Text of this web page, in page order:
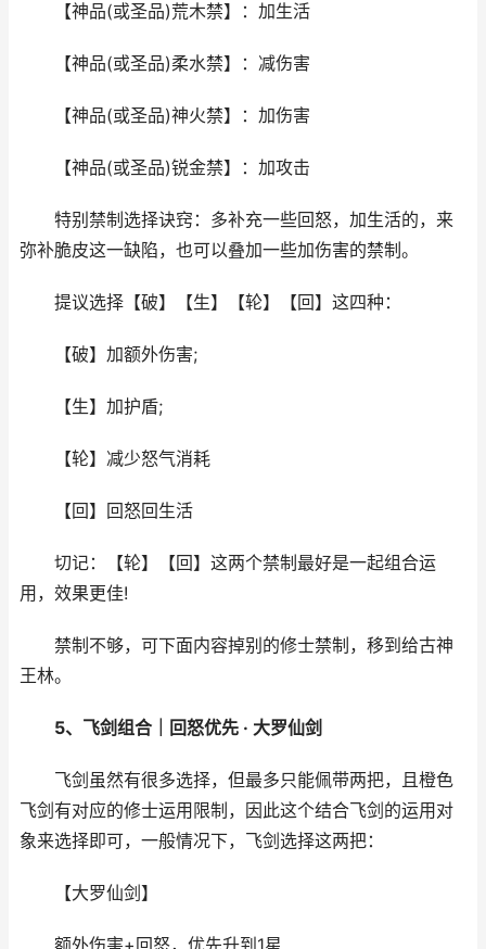
【神品(或圣品)荒木禁】：加生活
【神品(或圣品)柔水禁】：减伤害
【神品(或圣品)神火禁】：加伤害
【神品(或圣品)锐金禁】：加攻击
特别禁制选择诀窍：多补充一些回怒，加生活的，来
弥补脆皮这一缺陷，也可以叠加一些加伤害的禁制。
提议选择【破】【生】【轮】【回】这四种：
【破】加额外伤害;
【生】加护盾;
【轮】减少怒气消耗
【回】回怒回生活
切记：【轮】【回】这两个禁制最好是一起组合运
用，效果更佳!
禁制不够，可下面内容掉别的修士禁制，移到给古神
王林。
5、飞剑组合｜回怒优先 · 大罗仙剑
飞剑虽然有很多选择，但最多只能佩带两把，且橙色
飞剑有对应的修士运用限制，因此这个结合飞剑的运用对
象来选择即可，一般情况下，飞剑选择这两把：
【大罗仙剑】